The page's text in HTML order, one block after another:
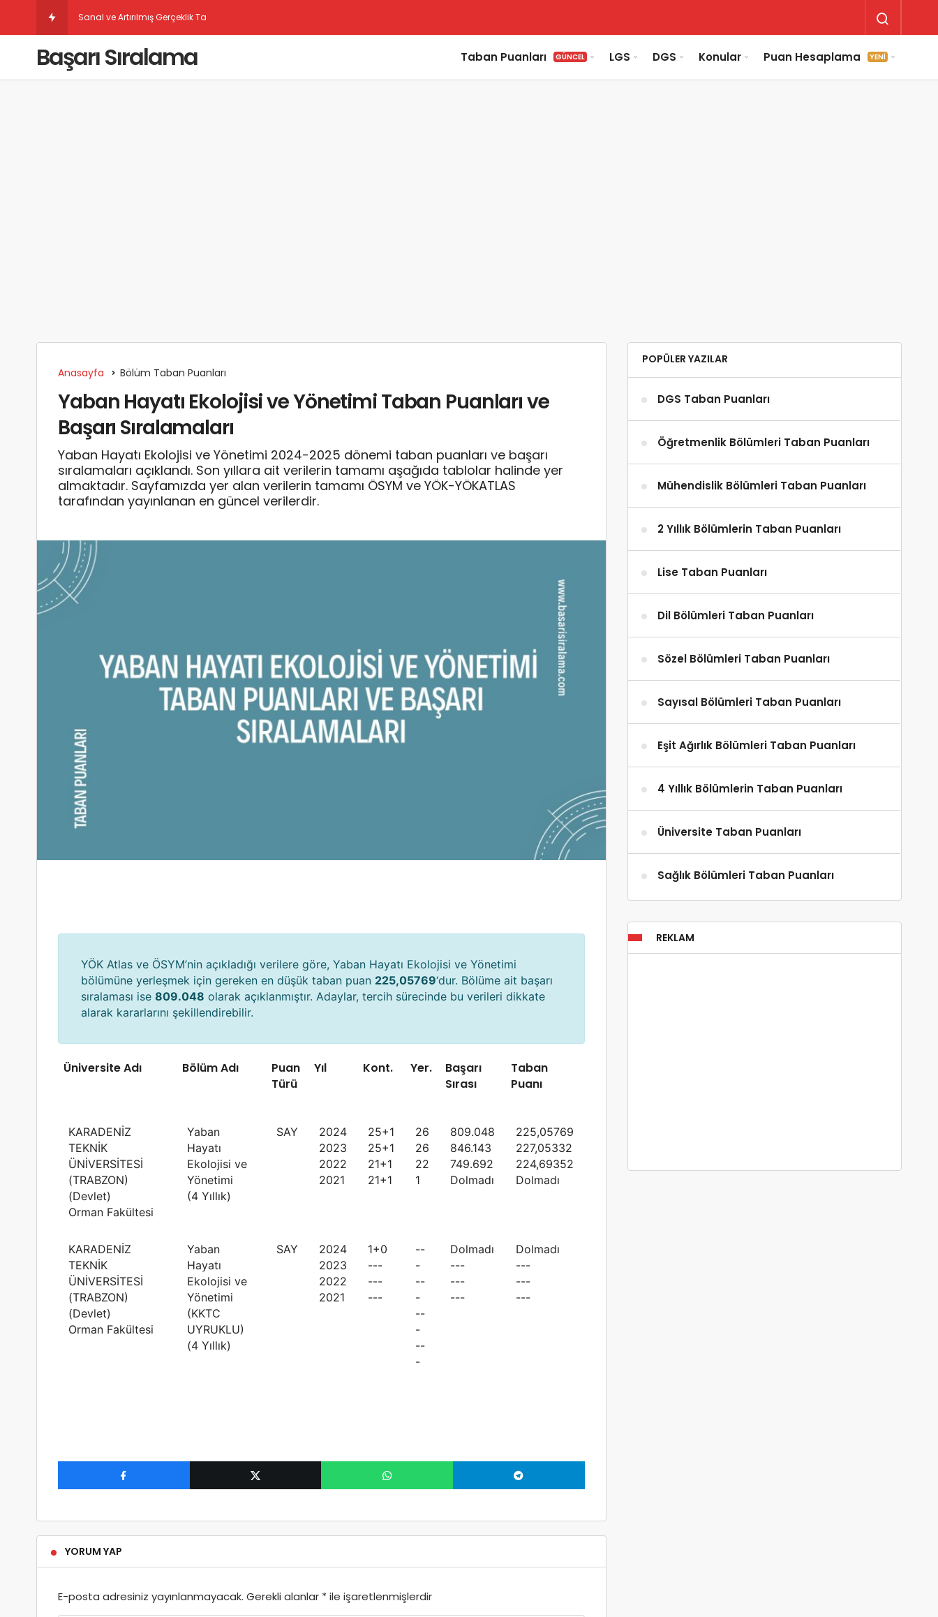
Sanal ve Artırılmış Gerçeklik Taban Puanları
Başarı Sıralama Taban Puanları GÜNCEL LGS DGS Konular Puan Hesaplama YENİ
Anasayfa Bölüm Taban Puanları
Yaban Hayatı Ekolojisi ve Yönetimi Taban Puanları ve
Başarı Sıralamaları
Yaban Hayatı Ekolojisi ve Yönetimi 2024-2025 dönemi taban puanları ve başarı
sıralamaları açıklandı. Son yıllara ait verilerin tamamı aşağıda tablolar halinde yer
almaktadır. Sayfamızda yer alan verilerin tamamı ÖSYM ve YÖK-YÖKATLAS
tarafından yayınlanan en güncel verilerdir.
YÖK Atlas ve ÖSYM’nin açıkladığı verilere göre, Yaban Hayatı Ekolojisi ve Yönetimi
bölümüne yerleşmek için gereken en düşük taban puan 225,05769‘dur. Bölüme ait başarı
sıralaması ise 809.048 olarak açıklanmıştır. Adaylar, tercih sürecinde bu verileri dikkate
alarak kararlarını şekillendirebilir.
Üniversite Adı Bölüm Adı
Puan
Türü
Yıl Kont. Yer.
Başarı
Sırası
Taban
Puanı
KARADENİZ
TEKNİK
ÜNİVERSİTESİ
(TRABZON)
(Devlet)
Orman Fakültesi
Yaban
Hayatı
Ekolojisi ve
Yönetimi
(4 Yıllık)
SAY
2024
2023
2022
2021
25+1
25+1
21+1
21+1
26
26
22
1
809.048
846.143
749.692
Dolmadı
225,05769
227,05332
224,69352
Dolmadı
KARADENİZ
TEKNİK
ÜNİVERSİTESİ
(TRABZON)
(Devlet)
Orman Fakültesi
Yaban
Hayatı
Ekolojisi ve
Yönetimi
(KKTC
UYRUKLU)
(4 Yıllık)
SAY
2024
2023
2022
2021
1+0
---
---
---
--
-
--
-
--
-
--
-
Dolmadı
---
---
---
Dolmadı
---
---
---
YORUM YAP
E-posta adresiniz yayınlanmayacak. Gerekli alanlar *ile işaretlenmişlerdir
POPÜLER YAZILAR
DGS Taban Puanları
Öğretmenlik Bölümleri Taban Puanları
Mühendislik Bölümleri Taban Puanları
2 Yıllık Bölümlerin Taban Puanları
Lise Taban Puanları
Dil Bölümleri Taban Puanları
Sözel Bölümleri Taban Puanları
Sayısal Bölümleri Taban Puanları
Eşit Ağırlık Bölümleri Taban Puanları
4 Yıllık Bölümlerin Taban Puanları
Üniversite Taban Puanları
Sağlık Bölümleri Taban Puanları
REKLAM